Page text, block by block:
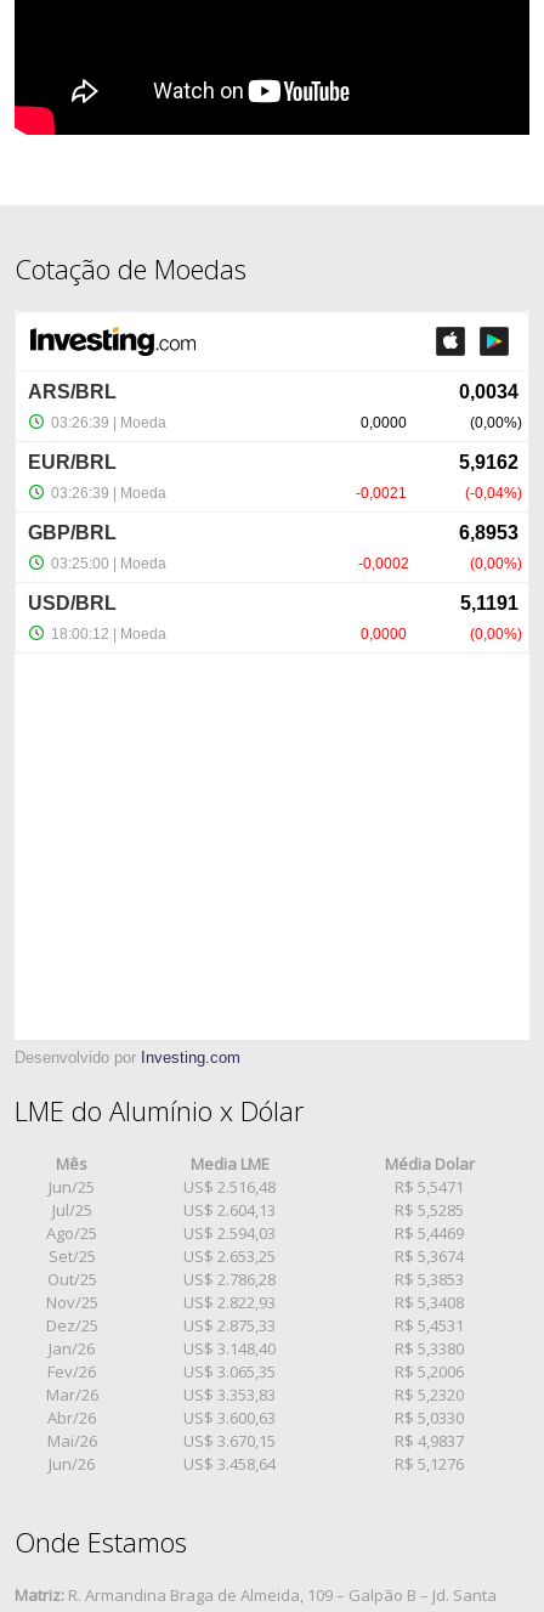
Cotação de Moedas
Desenvolvido por Investing.com
LME do Alumínio x Dólar
Mês Media LME
Média Dolar
Jun/25
US$ 2.516,48
R$ 5,5471
Jul/25
US$ 2.604,13
R$ 5,5285
Ago/25
US$ 2.594,03
R$ 5,4469
Set/25
US$ 2.653,25
R$ 5,3674
Out/25
US$ 2.786,28
R$ 5,3853
Nov/25
US$ 2.822,93
R$ 5,3408
Dez/25
US$ 2.875,33
R$ 5,4531
Jan/26
US$ 3.148,40
R$ 5,3380
Fev/26
US$ 3.065,35
R$ 5,2006
Mar/26
US$ 3.353,83
R$ 5,2320
Abr/26
US$ 3.600,63
R$ 5,0330
Mai/26
US$ 3.670,15
R$ 4,9837
Jun/26
US$ 3.458,64 R$ 5,1276
Onde Estamos
Matriz: R. Armandina Braga de Almeida, 109 – Galpão B – Jd. Santa